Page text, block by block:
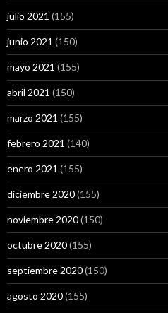
julio 2021 (155)
junio 2021 (150)
mayo 2021 (155)
abril 2021 (150)
marzo 2021 (155)
febrero 2021 (140)
enero 2021 (155)
diciembre 2020(155)
noviembre 2020(150)
octubre 2020(155)
septiembre 2020(150)
agosto 2020(155)